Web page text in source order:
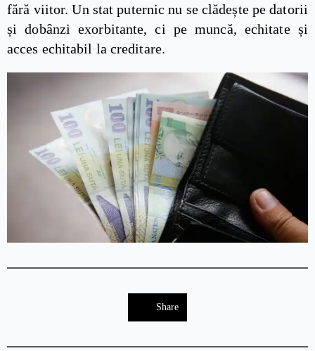
fără viitor. Un stat puternic nu se clădește pe datorii
și dobânzi exorbitante, ci pe muncă, echitate și
acces echitabil la creditare.
Share